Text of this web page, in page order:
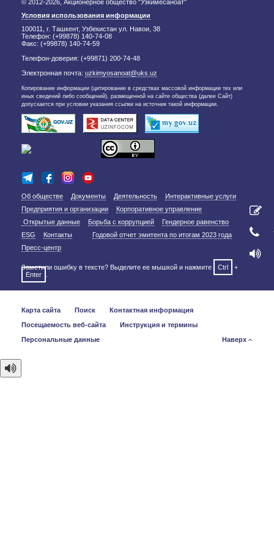
© 2012-2026, Акционерное общество "Узкимёсаноат"
Условия использования информации
100011, г. Ташкент, Узбекистан ул. Навои, 38
Телефон: (+99878) 140-74-08
Факс: (+99878) 140-74-59
Телефон-доверия: (+99871) 200-74-48
Электронная почта: uzkimyosanoat@uks.uz
Копирование информации (цитирование в средствах массовой информации тех или
иных сведений либо сообщений), размещенной на сайте общества (далее Сайт)
допускается при условии указания ссылки на источник такой информации.
Об обществе Документы Деятельность
Интерактивные услуги
Предприятия и организации
Корпоративное управление
Открытые данные
Борьба с коррупцией
Гендерное равенство
ESG
Контакты
Годовой отчет эмитента по итогам 2023 года
Пресс-центр
Заметили ошибку в тексте? Выделите ее мышкой и нажмите Ctrl
+
Enter
Карта сайта Поиск
Контактная информация
Посещаемость веб-сайта
Инструкция и термины
Персональные данные
Наверх